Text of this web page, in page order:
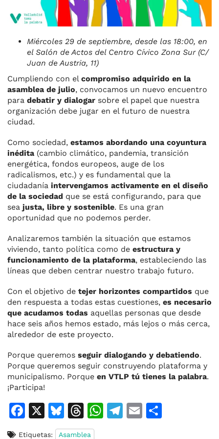
Miércoles 29 de septiembre, desde las 18:00, en
el Salón de Actos del Centro Cívico Zona Sur (C/
Juan de Austria, 11)
Cumpliendo con el compromiso adquirido en la
asamblea de julio, convocamos un nuevo encuentro
para debatir y dialogar sobre el papel que nuestra
organización debe jugar en el futuro de nuestra
ciudad.
Como sociedad, estamos abordando una coyuntura
inédita (cambio climático, pandemia, transición
energética, fondos europeos, auge de los
radicalismos, etc.) y es fundamental que la
ciudadanía intervengamos activamente en el diseño
de la sociedad que se está configurando, para que
sea justa, libre y sostenible. Es una gran
oportunidad que no podemos perder.
Analizaremos también la situación que estamos
viviendo, tanto política como de estructura y
funcionamiento de la plataforma, estableciendo las
líneas que deben centrar nuestro trabajo futuro.
Con el objetivo de tejer horizontes compartidos que
den respuesta a todas estas cuestiones, es necesario
que acudamos todas aquellas personas que desde
hace seis años hemos estado, más lejos o más cerca,
alrededor de este proyecto.
Porque queremos seguir dialogando y debatiendo.
Porque queremos seguir construyendo plataforma y
municipalismo. Porque en VTLP tú tienes la palabra.
¡Participa!
F
X
Bl
u
T
h
W T
E
Etiquetas: Asamblea